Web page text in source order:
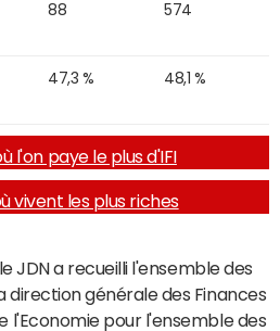
88 574
47,3 % 48,1 %
l'on paye le plus d'IFI
vivent les plus riches
JDN a recueilli l'ensemble des
direction générale des Finances
l'Economie pour l'ensemble des